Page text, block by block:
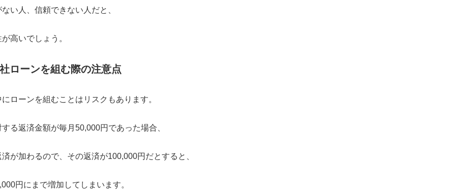
い人、信頼できない人だと、
高いでしょう。
ローンを組む際の注意点
ローンを組むことはリスクもあります。
る返済金額が毎月50,000円であった場合、
が加わるので、その返済が100,000円だとすると、
円にまで増加してしまいます。